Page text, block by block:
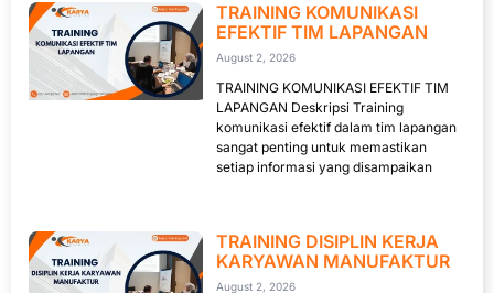
TRAINING KOMUNIKASI
EFEKTIF TIM LAPANGAN
August 2, 2026
TRAINING KOMUNIKASI EFEKTIF TIM
LAPANGAN Deskripsi Training
komunikasi efektif dalam tim lapangan
sangat penting untuk memastikan
setiap informasi yang disampaikan
TRAINING DISIPLIN KERJA
KARYAWAN MANUFAKTUR
August 2, 2026